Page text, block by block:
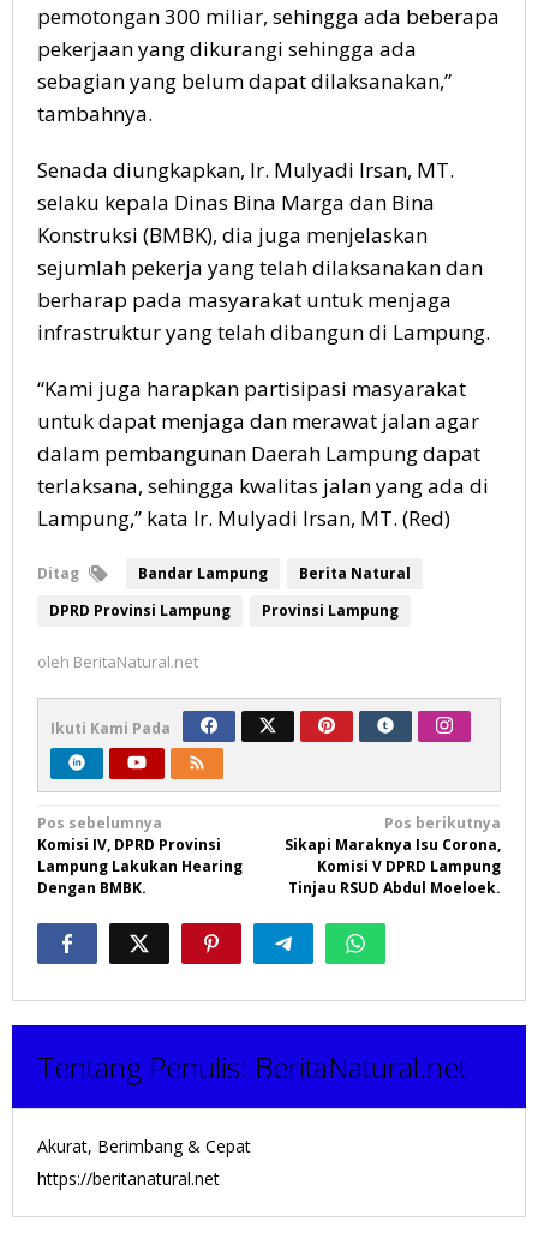
pemotongan 300 miliar, sehingga ada beberapa
pekerjaan yang dikurangi sehingga ada
sebagian yang belum dapat dilaksanakan,”
tambahnya.
Senada diungkapkan, Ir. Mulyadi Irsan, MT.
selaku kepala Dinas Bina Marga dan Bina
Konstruksi (BMBK), dia juga menjelaskan
sejumlah pekerja yang telah dilaksanakan dan
berharap pada masyarakat untuk menjaga
infrastruktur yang telah dibangun di Lampung.
“Kami juga harapkan partisipasi masyarakat
untuk dapat menjaga dan merawat jalan agar
dalam pembangunan Daerah Lampung dapat
terlaksana, sehingga kwalitas jalan yang ada di
Lampung,” kata Ir. Mulyadi Irsan, MT. (Red)
Ditag Bandar Lampung
Berita Natural
DPRD Provinsi Lampung
Provinsi Lampung
oleh BeritaNatural.net
Ikuti Kami Pada
Navigasi
pos
Pos sebelumnya
Komisi IV, DPRD Provinsi
Lampung Lakukan Hearing
Dengan BMBK.
Pos berikutnya
Sikapi Maraknya Isu Corona,
Komisi V DPRD Lampung
Tinjau RSUD Abdul Moeloek.
Tentang Penulis: BeritaNatural.net
Akurat, Berimbang & Cepat
https://beritanatural.net